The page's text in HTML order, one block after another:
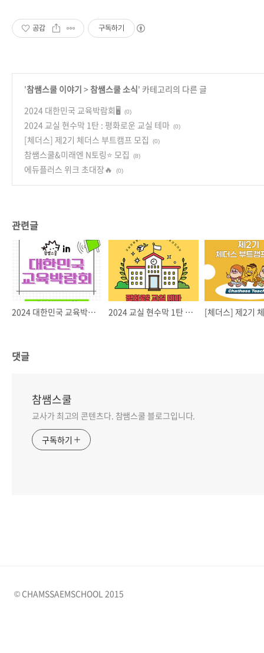
공감 구독하기
'참쌤스쿨 이야기 > 참쌤스쿨 소식' 카테고리의 다른 글
2024 대한민국 교육박람회🖥️ (0)
2024 교실 현수막 1탄 : 평화로운 교실 테마 (0)
[체더스] 제2기 체더스 부트캠프 모집 (0)
참쌤스쿨&미래엔 N토링⭐️ 모집 (8)
에듀플러스 위크 초대장🔥 (0)
관련글
2024 대한민국 교육박람회🖥️ 2024 교실 현수막 1탄 : 평화로운 교실 테마
댓글
참쌤스쿨
교사가 최고의 콘텐츠다. 참쌤스쿨 블로그입니다.
구독하기
© CHAMSSAEMSCHOOL 2015